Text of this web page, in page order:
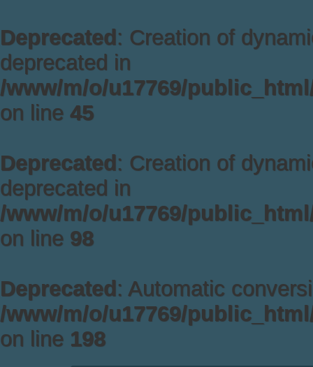
Deprecated: Creation of
deprecated in
/www/m/o/u17769/
on line 45
Deprecated: Creation of
deprecated in
/www/m/o/u17769/
on line 98
Deprecated: Automatic
/www/m/o/u17769/
on line 198